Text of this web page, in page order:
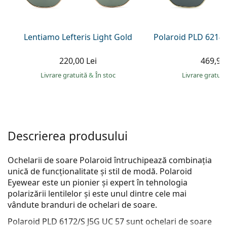
Persol
Lentiamo Lefteris Light Gold
220,00 Lei
Livrare gratuită& În stoc
Polaroid PLD
Livrare
Descrierea produsului
Ochelarii de soare Polaroid întruchipează combinația
unică de funcționalitate și stil de modă. Polaroid
Eyewear este un pionier și expert în tehnologia
polarizării lentilelor și este unul dintre cele mai
vândute branduri de ochelari de soare.
Polaroid PLD 6172/S J5G UC 57sunt ochelari de soare